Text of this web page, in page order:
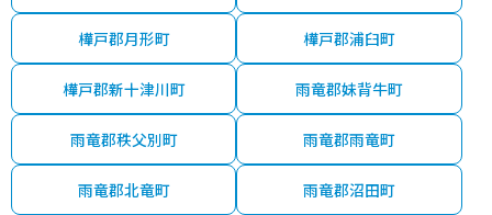
樺戸郡月形町 樺戸郡浦臼町
樺戸郡新十津川町 雨竜郡妹背牛町
雨竜郡秩父別町 雨竜郡雨竜町
雨竜郡北竜町 雨竜郡沼田町